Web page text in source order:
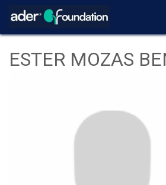
Ir al contenido
ESTER MOZAS